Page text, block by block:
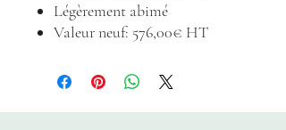
Légèrement abimé
Valeur neuf: 576,00€ HT